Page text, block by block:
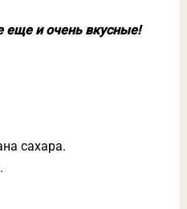
и очень вкусные!
сахара.